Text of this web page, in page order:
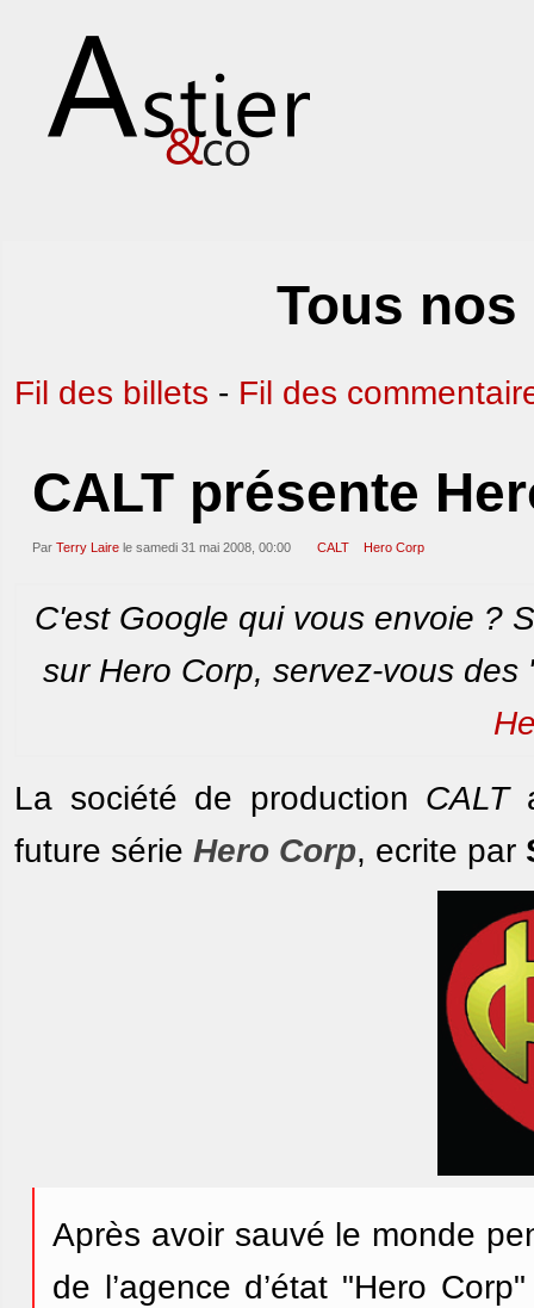
Tous
Fil des billets - Fil des
CALT présente
Par Terry Laire le samedi 31 mai 2008, 00:00 CALT Hero Corp
C'est Google qui vous envoie ?
sur Hero Corp, servez-vous
La société de production CALT
future série Hero Corp, ecrite par
Après avoir sauvé le monde
de l’agence d’état "Hero